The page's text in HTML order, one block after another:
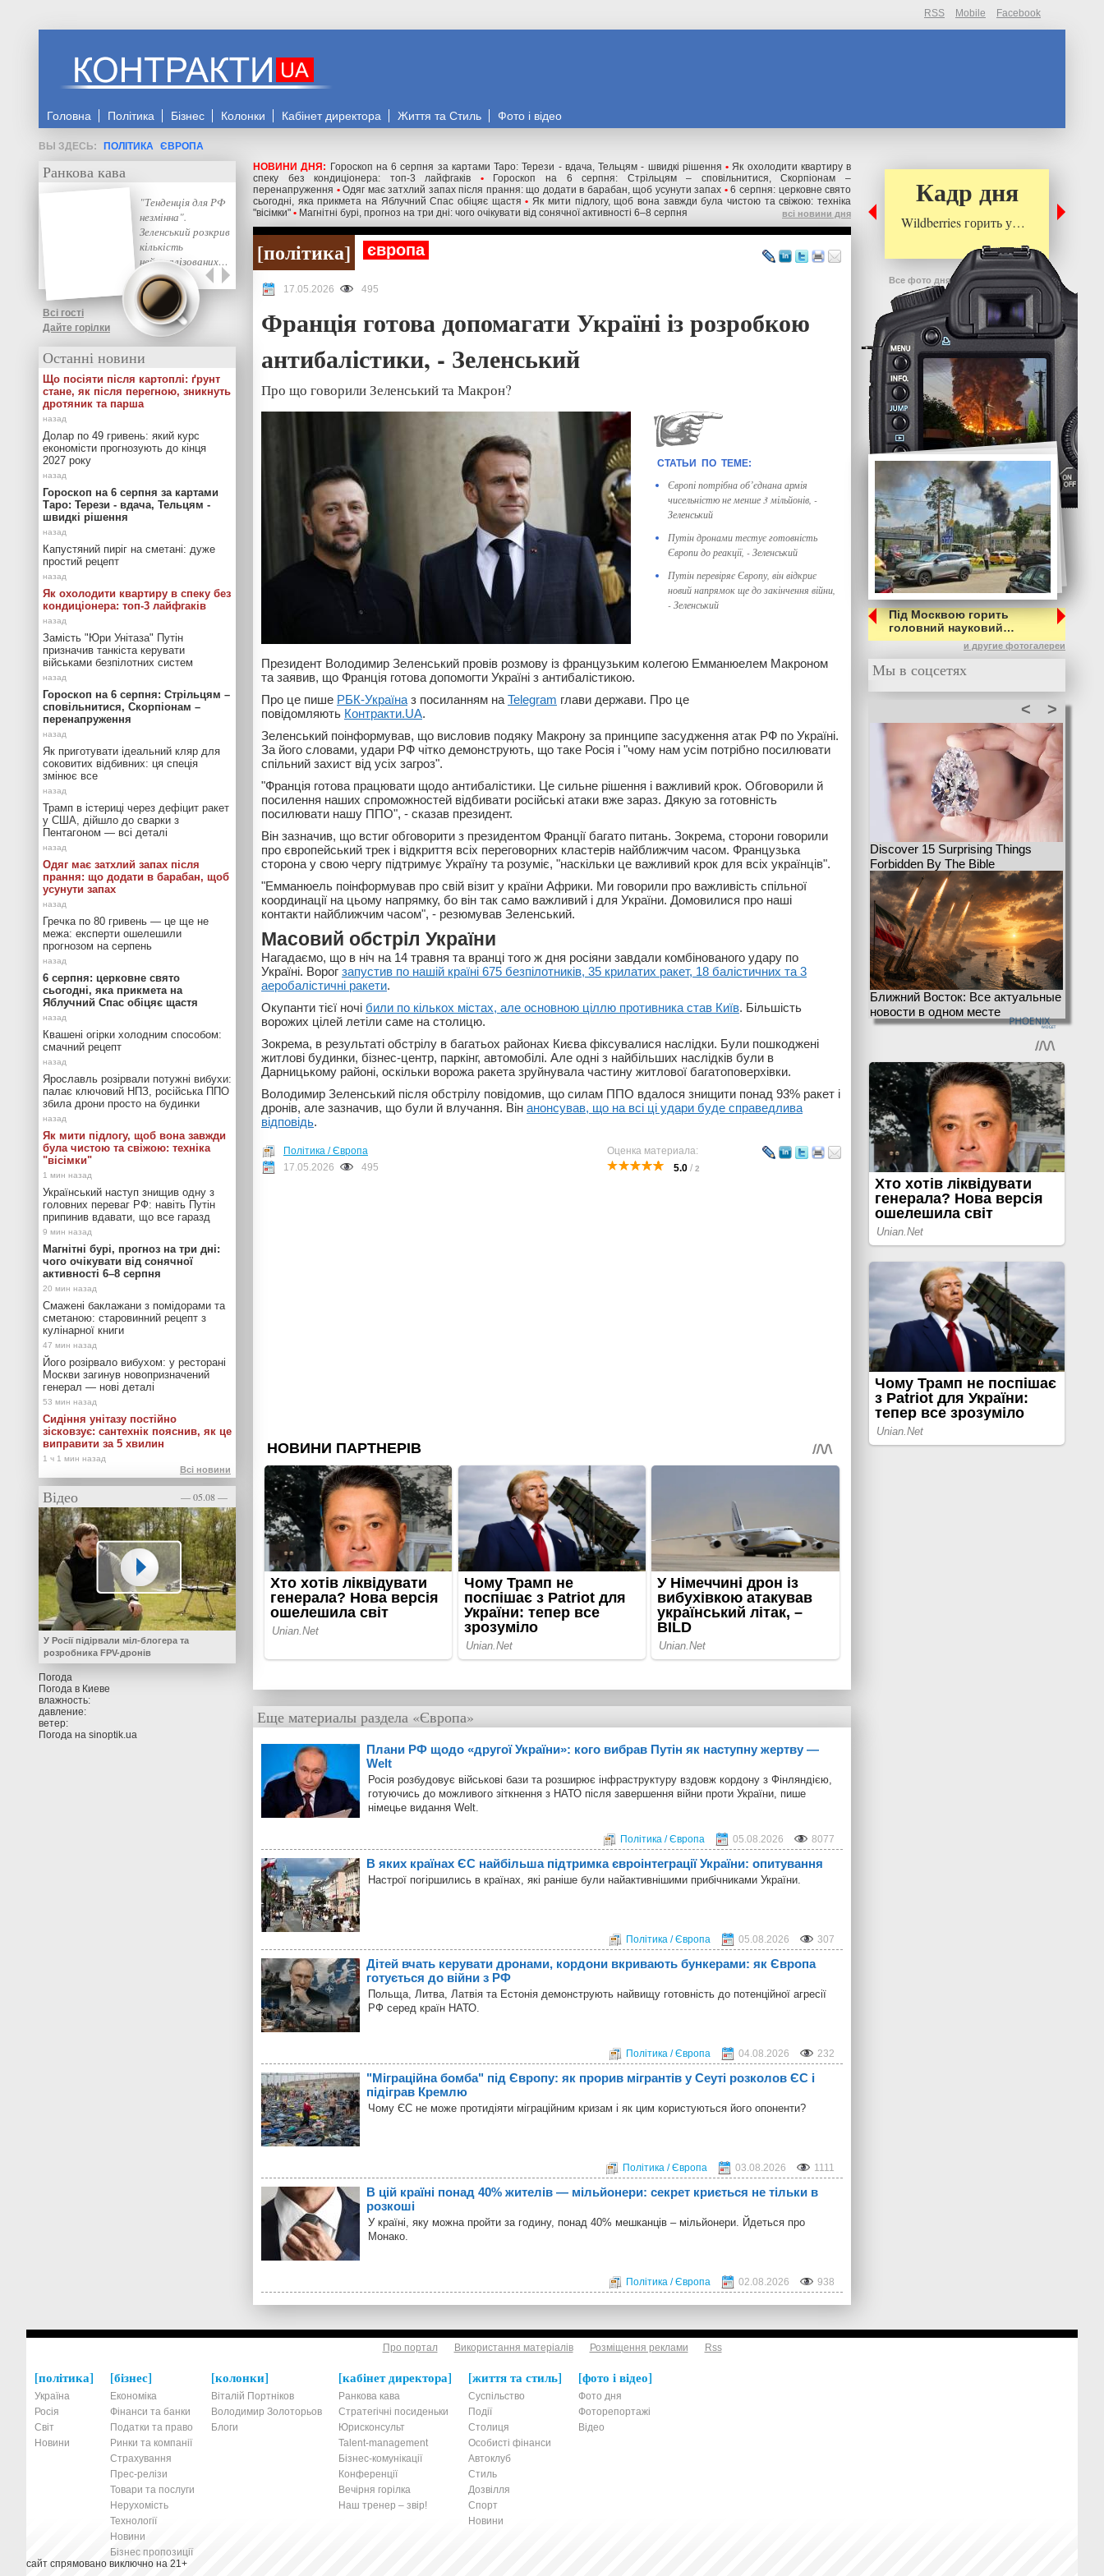
RSS Mobile Facebook
Головна Політика Бізнес Колонки Кабінет директора Життя та Стиль Фото і відео
ПОЛІТИКА ЄВРОПА
НОВИНИ ДНЯ: Гороскоп на 6 серпня за картами Таро: Терези - вдача, Тельцям - швидкі рішення • Як охолодити квартиру в
спеку без кондиціонера: топ-3 лайфгаків
•
Гороскоп на 6 серпня: Стрільцям – сповільнитися, Скорпіонам –
перенапруження • Одяг має затхлий запах після прання: що додати в барабан, щоб усунути запах • 6 серпня: церковне свято
сьогодні, яка прикмета на Яблучний Спас обіцяє щастя • Як мити підлогу, щоб вона завжди була чистою та свіжою: техніка
"вісімки" • Магнітні бурі, прогноз на три дні: чого очікувати від сонячної активності 6–8 серпня всі новини дня
політика європа
17.05.2026 495
Франція готова допомагати Україні із розробкою
антибалістики, - Зеленський
Про що говорили Зеленський та Макрон?
Європі потрібна обʼєднана армія
чисельністю не менше 3 мільйонів, -
Зеленський
Путін дронами тестує готовність
Європи до реакції, - Зеленський
Путін перевіряє Європу, він відкриє
новий напрямок ще до закінчення війни,
- Зеленський
Президент Володимир Зеленський провів розмову із французьким колегою Емманюелем Макроном
та заявив, що Франція готова допомогти Україні з антибалістикою.
Про це пише РБК-Україна з посиланням на Telegram глави держави. Про це
повідомляють Контракти.UA.
Зеленський поінформував, що висловив подяку Макрону за принципе засудження атак РФ по Україні.
За його словами, удари РФ чітко демонструють, що таке Росія і "чому нам усім потрібно посилювати
спільний захист від усіх загроз".
"Франція готова працювати щодо антибалістики. Це сильне рішення і важливий крок. Обговорили й
посилення наших спроможностей відбивати російські атаки вже зараз. Дякую за готовність
посилювати нашу ППО", - сказав президент.
Він зазначив, що встиг обговорити з президентом Франції багато питань. Зокрема, сторони говорили
про європейський трек і відкриття всіх переговорних кластерів найближчим часом. Французька
сторона у свою чергу підтримує Україну та розуміє, "наскільки це важливий крок для всіх українців".
"Емманюель поінформував про свій візит у країни Африки. Ми говорили про важливість спільної
координації на цьому напрямку, бо він так само важливий і для України. Домовилися про наші
контакти найближчим часом", - резюмував Зеленський.
Масовий обстріл України
Нагадаємо, що в ніч на 14 травня та вранці того ж дня росіяни завдали комбінованого удару по
Україні. Ворог запустив по нашій країні 675 безпілотників, 35 крилатих ракет, 18 балістичних та 3
аеробалістичні ракети.
Окупанти тієї ночі били по кількох містах, але основною ціллю противника став Київ. Більшість
ворожих цілей летіли саме на столицю.
Зокрема, в результаті обстрілу в багатьох районах Києва фіксувалися наслідки. Були пошкоджені
житлові будинки, бізнес-центр, паркінг, автомобілі. Але одні з найбільших наслідків були в
Дарницькому районі, оскільки ворожа ракета зруйнувала частину житлової багатоповерхівки.
Володимир Зеленський після обстрілу повідомив, що силам ППО вдалося знищити понад 93% ракет і
дронів, але зазначив, що були й влучання. Він анонсував, що на всі ці удари буде справедлива
відповідь.
Оценка материала:
5.0 / 2
Політика / Європа
17.05.2026
495
Еще материалы раздела «Європа»
Плани РФ щодо «другої України»: кого вибрав Путін як наступну жертву —
Welt
Росія розбудовує військові бази та розширює інфраструктуру вздовж кордону з Фінляндією,
готуючись до можливого зіткнення з НАТО після завершення війни проти України, пише
німецье видання Welt.
Політика / Європа 05.08.2026 8077
В яких країнах ЄС найбільша підтримка євроінтеграції України: опитування
Настрої погіршились в країнах, які раніше були найактивнішими прибічниками України.
Політика / Європа 05.08.2026 307
Дітей вчать керувати дронами, кордони вкривають бункерами: як Європа
готується до війни з РФ
Польща, Литва, Латвія та Естонія демонструють найвищу готовність до потенційної агресії
РФ серед країн НАТО.
Політика / Європа 04.08.2026 232
"Міграційна бомба" під Європу: як прорив мігрантів у Сеуті розколов ЄС і
підіграв Кремлю
Чому ЄС не може протидіяти міграційним кризам і як цим користуються його опоненти?
Політика / Європа 03.08.2026 1111
В цій країні понад 40% жителів — мільйонери: секрет криється не тільки в
розкоші
У країні, яку можна пройти за годину, понад 40% мешканців – мільйонери. Йдеться про
Монако.
Політика / Європа 02.08.2026 938
Ранкова кава
"Тенденція для РФ
незмінна".
Зеленський розкрив
кількість
нейтралізованих…
Всі гості
Дайте горілки
Останні новини
Що посіяти після картоплі: ґрунт
стане, як після перегною, зникнуть
дротяник та парша
Долар по 49 гривень: який курс
економісти прогнозують до кінця
2027 року
Гороскоп на 6 серпня за картами
Таро: Терези - вдача, Тельцям -
швидкі рішення
Капустяний пиріг на сметані: дуже
простий рецепт
Як охолодити квартиру в спеку без
кондиціонера: топ-3 лайфгаків
Замість "Юри Унітаза" Путін
призначив танкіста керувати
військами безпілотних систем
Гороскоп на 6 серпня: Стрільцям –
сповільнитися, Скорпіонам –
перенапруження
Як приготувати ідеальний кляр для
соковитих відбивних: ця спеція
змінює все
Трамп в істериці через дефіцит ракет
у США, дійшло до сварки з
Пентагоном — всі деталі
Одяг має затхлий запах після
прання: що додати в барабан, щоб
усунути запах
Гречка по 80 гривень — це ще не
межа: експерти ошелешили
прогнозом на серпень
6 серпня: церковне свято
сьогодні, яка прикмета на
Яблучний Спас обіцяє щастя
Квашені огірки холодним способом:
смачний рецепт
Ярославль розірвали потужні вибухи:
палає ключовий НПЗ, російська ППО
збила дрони просто на будинки
Як мити підлогу, щоб вона завжди
була чистою та свіжою: техніка
"вісімки"
Український наступ знищив одну з
головних переваг РФ: навіть Путін
припинив вдавати, що все гаразд
Магнітні бурі, прогноз на три дні:
чого очікувати від сонячної
активності 6–8 серпня
Смажені баклажани з помідорами та
сметаною: старовинний рецепт з
кулінарної книги
Його розірвало вибухом: у ресторані
Москви загинув новопризначений
генерал — нові деталі
Сидіння унітазу постійно
зісковзує: сантехнік пояснив, як це
виправити за 5 хвилин
Всі новини
Відео — 05.08 —
У Росії підірвали міл-блогера та
розробника FPV-дронів
Погода
Погода в Киеве
влажность:
давление:
ветер:
Погода на sinoptik.ua
Кадр дня
Wildberries горить у…
Все фото дня
Під Москвою горить
головний науковий…
и другие фотогалереи
Мы в соцсетях
>
<
Discover 15 Surprising Things
Forbidden By The Bible
Ближний Восток: Все актуальные
новости в одном месте
Про портал Використання матеріалів Розміщення реклами Rss
політика
Україна
Росія
Світ
Новини
бізнес
Економіка
Фінанси та банки
Податки та право
Ринки та компанії
Страхування
Прес-релізи
Товари та послуги
Нерухомість
Технології
Новини
Бізнес пропозиції
колонки
Віталій Портніков
Володимир Золоторьов
Блоги
кабінет директора
Ранкова кава
Стратегічні посиденьки
Юрисконсульт
Talent-management
Бізнес-комунікації
Конференції
Вечірня горілка
Наш тренер – звір!
життя та стиль
Суспільство
Події
Столиця
Особисті фінанси
Автоклуб
Стиль
Дозвілля
Спорт
Новини
фото і відео
Фото дня
Фоторепортажі
Відео
сайт спрямовано виключно на 21+